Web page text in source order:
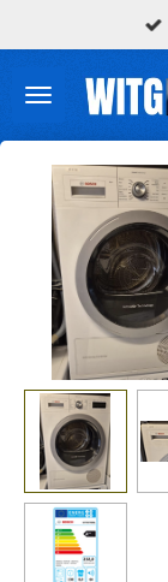
direct
naar
hoofdinhoud